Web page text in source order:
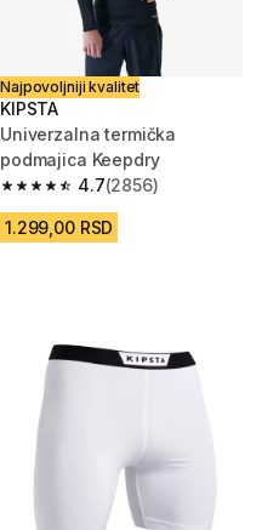
Najpovoljniji kvalitet
KIPSTA
Univerzalna termička
podmajica Keepdry
4.7
4.7 od 5 zvezdica from 2856
(2856)
1.299,00 RSD